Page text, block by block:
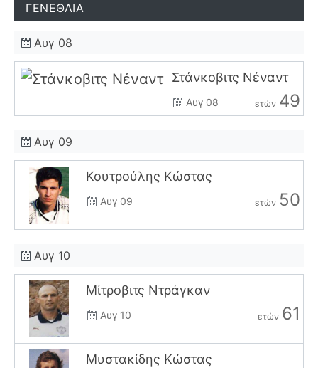
ΓΕΝΕΘΛΙΑ
Αυγ 08
Στάνκοβιτς Νέναντ
Αυγ 08 ετών 49
Αυγ 09
Κουτρούλης Κώστας
Αυγ 09 ετών 50
Αυγ 10
Μίτροβιτς Ντράγκαν
Αυγ 10 ετών 61
Μυστακίδης Κώστας